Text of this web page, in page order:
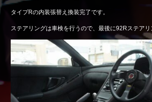
Trade in
買取査定
Blog
公式ブログ
Shop info.
店舗紹介
Company
タイプRの内装張替え換装完了です。
ステアリングは車検を行うので、最後に92Rステアリ